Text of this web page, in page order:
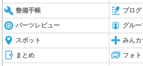
整備手帳 ブログ
パーツレビュー グルー
スポット みんカ
まとめ フォト